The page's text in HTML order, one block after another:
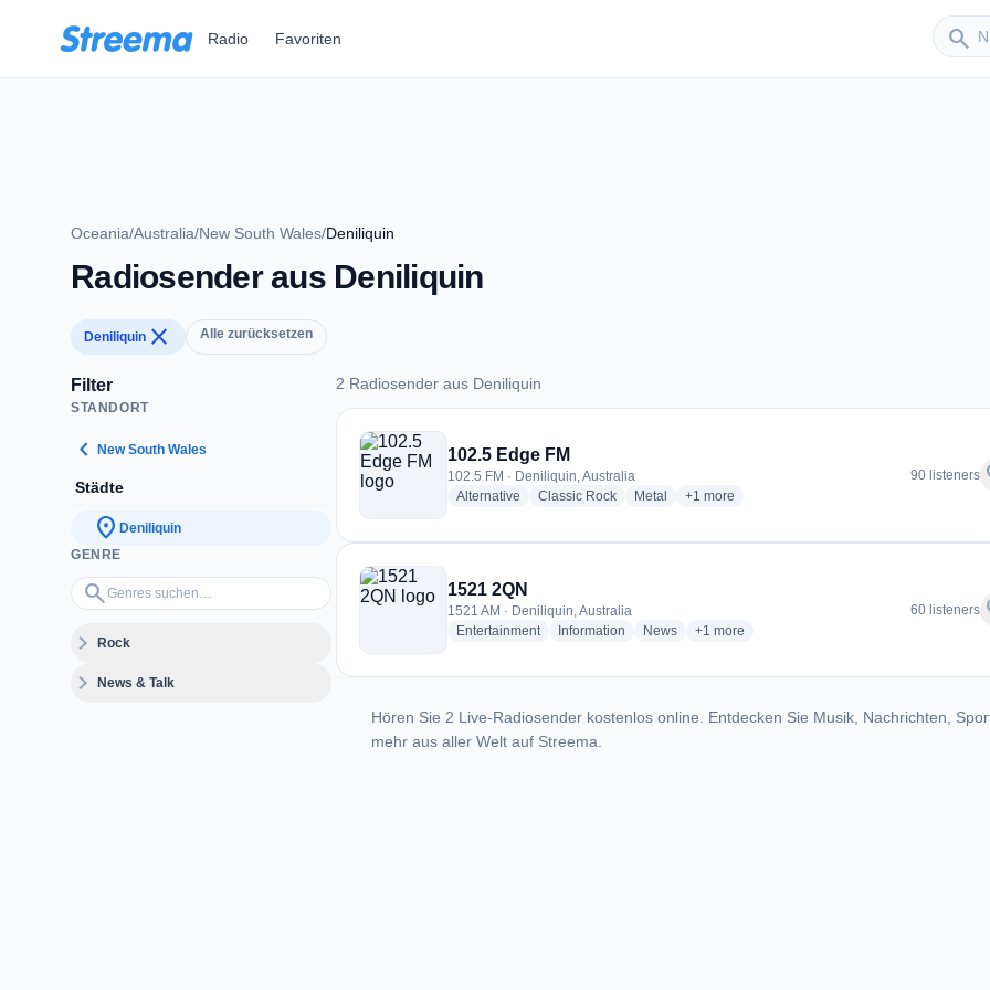
Radio Favoriten search
Sender
Oceania/Australia/New South Wales/Deniliquin
Radiosender aus Deniliquin
Deniliquin close Alle zurücksetzen
Filter
STANDORT
chevron_left New South Wales
Städte
location_on Deniliquin
GENRE
search
Genres suchen…
expand_moreRock
expand_moreNews & Talk
2 Radiosender aus Deniliquin
2 Radiosender aus Deniliquin
102.5 Edge FM
102.5 FM · Deniliquin, Australia
Alternative radio stations
Classic Rockradio stations
Metal radio stations
+1 more genres for 102.5 Edge FM
more
90 listeners
1521 2QN
1521 AM · Deniliquin, Australia
Entertainmentradio stations
Information radio stations
Newsradio stations
+1 more genres for 1521 2QN
more
60 listeners
Hören Sie 2 Live-Radiosender kostenlos online. Entdecken Sie Musik, Nachrichten,
mehr aus aller Welt auf Streema.